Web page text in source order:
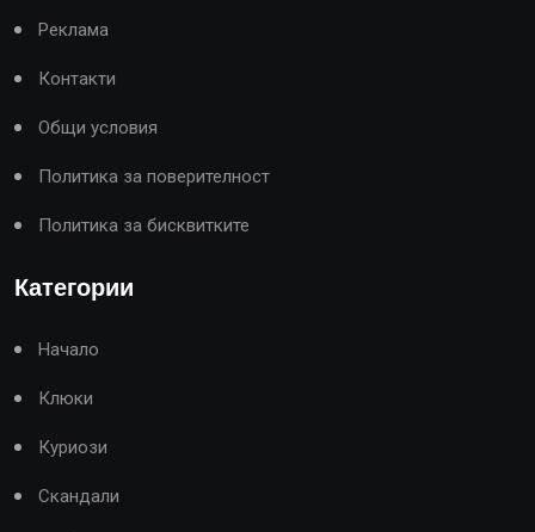
Реклама
Контакти
Общи условия
Политика за поверителност
Политика за бисквитките
Категории
Начало
Клюки
Куриози
Скандали